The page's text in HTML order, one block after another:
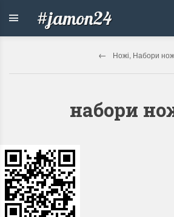
#jamon24
Ножі, Набори
набори